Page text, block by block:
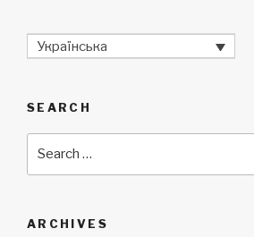
Українська
SEARCH
ARCHIVES